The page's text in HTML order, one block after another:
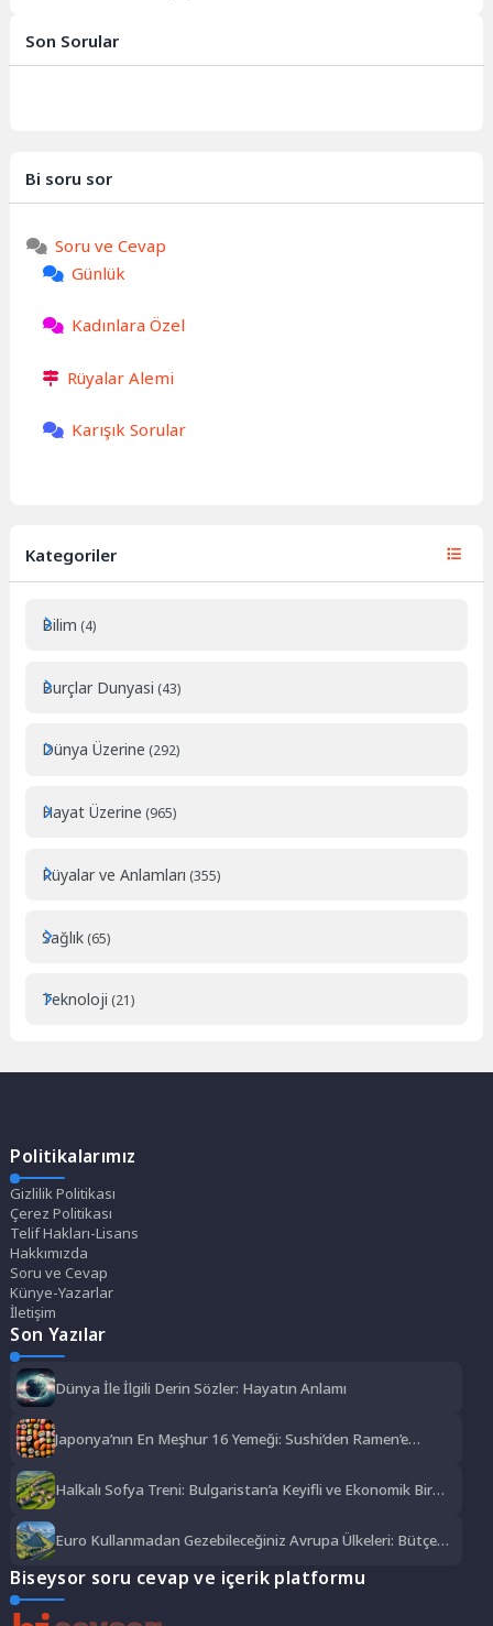
Son Sorular
Bi soru sor
Soru ve Cevap
Günlük
Kadınlara Özel
Rüyalar Alemi
Karışık Sorular
Kategoriler
Bilim (4)
Burçlar Dunyasi (43)
Dünya Üzerine (292)
Hayat Üzerine (965)
Rüyalar ve Anlamları (355)
Sağlık (65)
Teknoloji (21)
Politikalarımız
Gizlilik Politikası
Çerez Politikası
Telif Hakları-Lisans
Hakkımızda
Soru ve Cevap
Künye-Yazarlar
İletişim
Son Yazılar
Dünya İle İlgili Derin Sözler: Hayatın Anlamı
Japonya’nın En Meşhur 16 Yemeği: Sushi’den Ramen’e
Halkalı Sofya Treni: Bulgaristan’a Keyifli ve Ekonomik Bir
Euro Kullanmadan Gezebileceğiniz Avrupa Ülkeleri: Bütçe
Biseysor soru cevap ve içerik platformu